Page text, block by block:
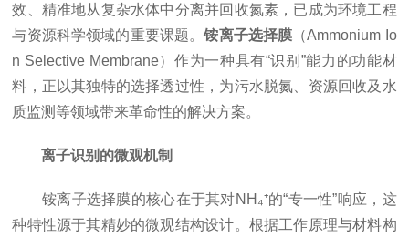
效、精准地从复杂水体中分离并回收氮素，已成为环境工程
与资源科学领域的重要课题。铵离子选择膜 （Ammonium Io
n Selective Membrane）作为一种具有“识别”能力的功能材
料，正以其独特的选择透过性，为污水脱氮、资源回收及水
质监测等领域带来革命性的解决方案。
离子识别的微观机制
铵离子选择膜的核心在于其对NH₄⁺的“专一性”响应，这
种特性源于其精妙的微观结构设计。根据工作原理与材料构